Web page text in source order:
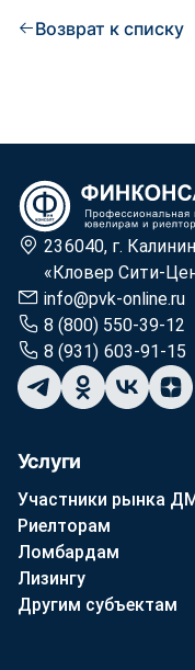
Возврат к списку
236040, г.
«Кловер Сити-
info@pvk-online.ru
8 (800) 550-39-12
8 (931) 603-91-15
Услуги
Участники рынка
Риелторам
Ломбардам
Лизингу
Другим субъектам